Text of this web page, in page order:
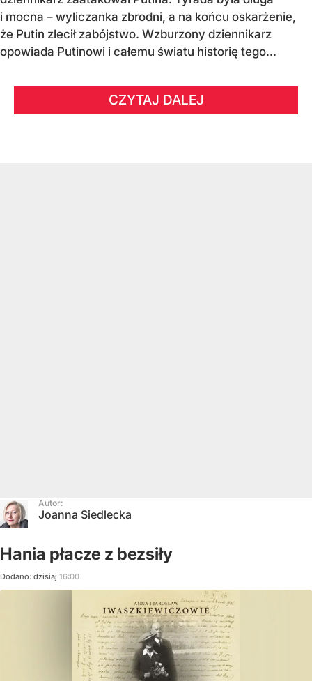
i mocna – wyliczanka zbrodni, a na końcu oskarżenie,
że Putin zlecił zabójstwo. Wzburzony dziennikarz
opowiada Putinowi i całemu światu historię tego...
CZYTAJ DALEJ
Autor:
Joanna Siedlecka
Hania płacze z bezsiły
Dodano: dzisiaj 16:00